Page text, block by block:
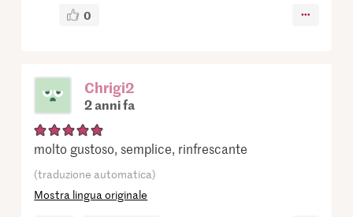
0
Chrigi2
2 anni fa
molto gustoso, semplice, rinfrescante
(traduzione automatica)
Mostra lingua originale